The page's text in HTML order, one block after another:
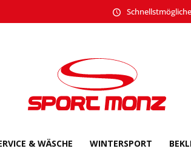
& WÄSCHE WINTERSPORT